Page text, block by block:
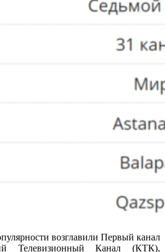
возглавили Первый канал
Телевизионный Канал (КТК),